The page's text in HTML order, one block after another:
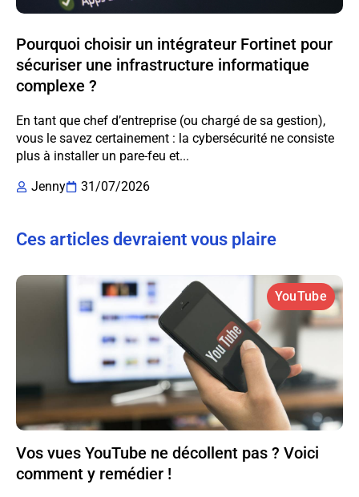
Pourquoi choisir un intégrateur Fortinet pour
sécuriser une infrastructure informatique
complexe ?
En tant que chef d’entreprise (ou chargé de sa gestion),
vous le savez certainement : la cybersécurité ne consiste
plus à installer un pare-feu et...
Jenny
31/07/2026
Ces articles devraient vous plaire
YouTube
Vos vues YouTube ne décollent pas ? Voici
comment y remédier !